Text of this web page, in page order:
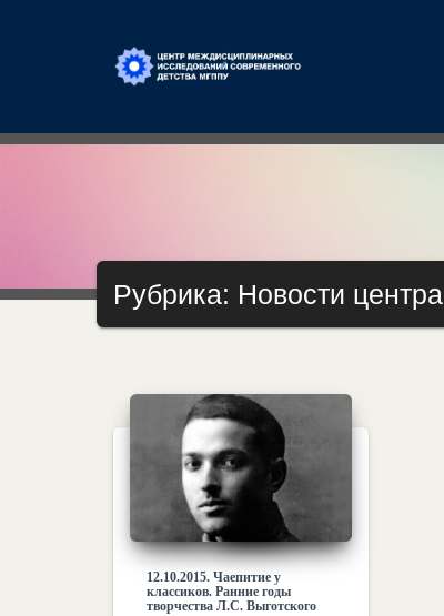
Рубрика: Новости центра
12.10.2015. Чаепитие у
классиков. Ранние годы
творчества Л.С. Выготского